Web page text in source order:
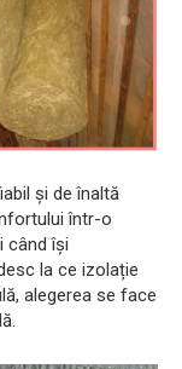
și de înaltă
într-o
când își
la ce izolație
alegerea se face